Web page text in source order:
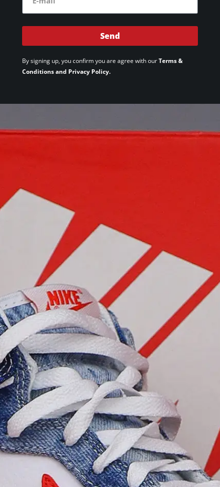
Send
By signing up, you confirm you are agree with ourTerms &
Conditions and Privacy Policy.